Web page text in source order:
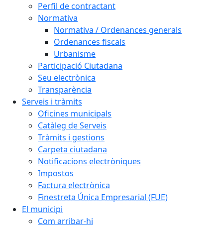
Perfil de contractant
Normativa
Normativa / Ordenances generals
Ordenances fiscals
Urbanisme
Participació Ciutadana
Seu electrònica
Transparència
Serveis i tràmits
Oficines municipals
Catàleg de Serveis
Tràmits i gestions
Carpeta ciutadana
Notificacions electròniques
Impostos
Factura electrònica
Finestreta Única Empresarial (FUE)
El municipi
Com arribar-hi